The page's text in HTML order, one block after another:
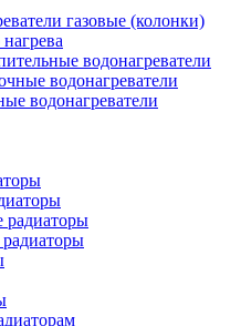
газовые (колонки)
водонагреватели
водонагреватели
водонагреватели
радиаторы